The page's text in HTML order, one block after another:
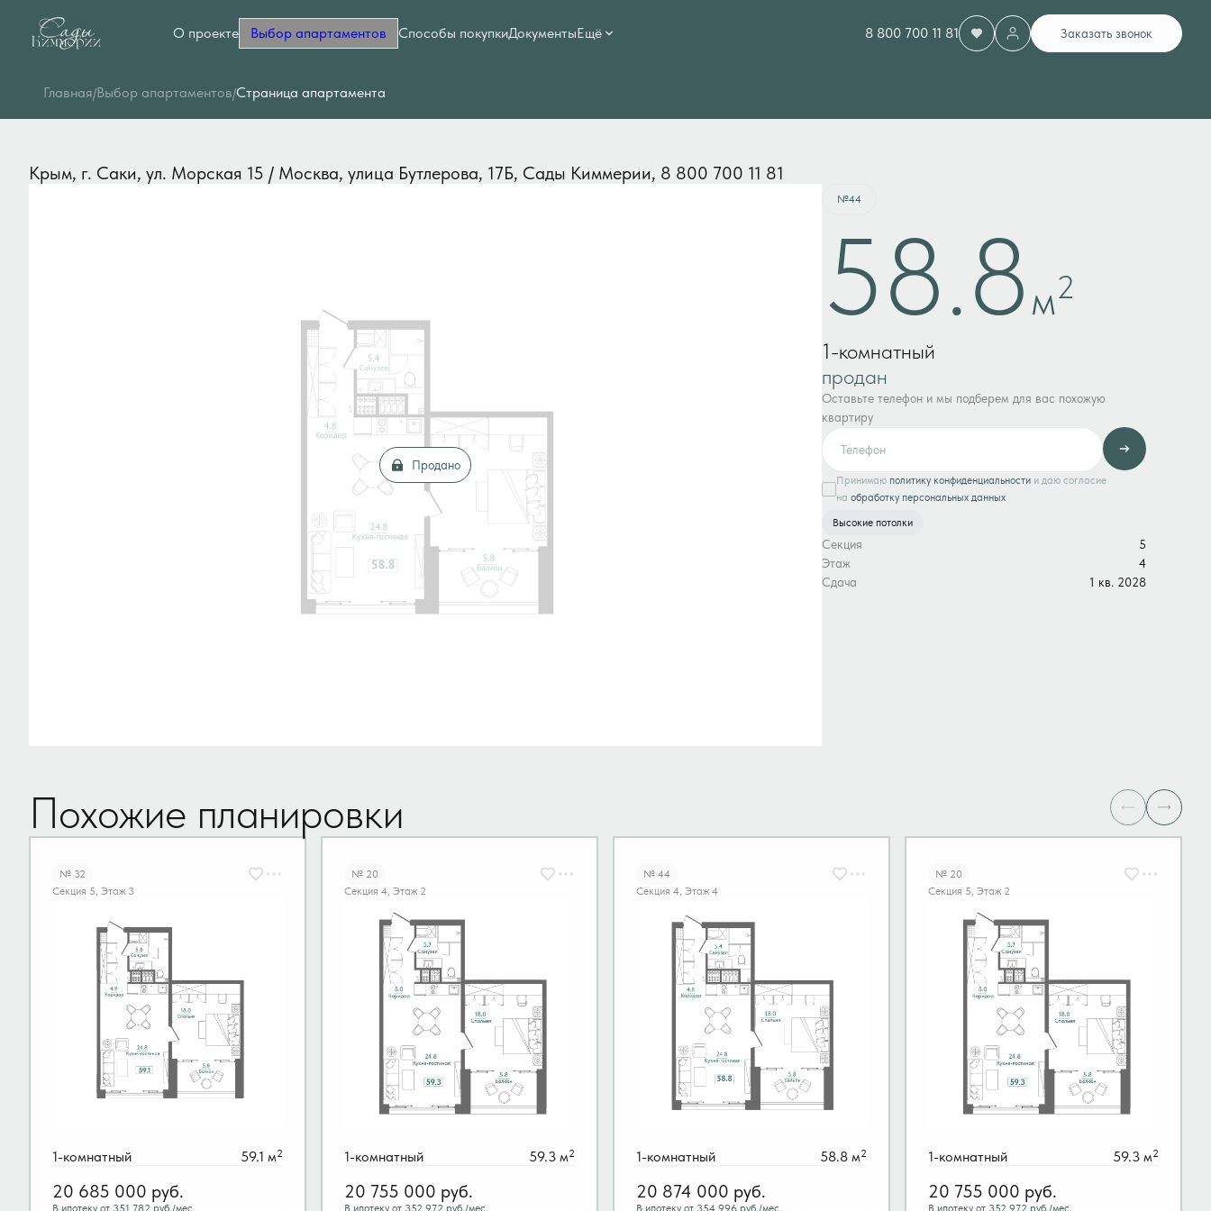
О проекте Выбор апартаментов Способы покупкиДокументыЕщё 8 800 700 11 81 Заказать звонок
Главная/Выбор апартаментов/Cтраница апартамента
1-комнатный58.8 м Цена по запросуИпотекаот 349 996 руб./мес.
Крым, г. Саки, ул. Морская 15 / Москва, улица Бутлерова, 17Б, Сады Киммерии, 8 800 700 11 81
Продано
№44
58.8м2
1-комнатный
продан
Оставьте телефон и мы подберем для вас похожую
квартиру
Принимаю политику конфиденциальностии даю согласие
на обработку персональных данных
Высокие потолки
Секция
5
Этаж
4
Сдача
1 кв. 2028
Похожие планировки
№ 32
Секция 5, Этаж 3
1-комнатный 59.1 м2
20 685 000 руб.
В ипотеку от 351 782 руб./мес.
№ 20
Секция 4, Этаж 2
1-комнатный 59.3 м2
20 755 000 руб.
В ипотеку от 352 972 руб./мес.
№ 44
Секция 4, Этаж 4
1-комнатный 58.8 м2
20 874 000 руб.
В ипотеку от 354 996 руб./мес.
№ 20
Секция 5, Этаж 2
1-комнатный 59.3 м2
20 755 000 руб.
В ипотеку от 352 972 руб./мес.